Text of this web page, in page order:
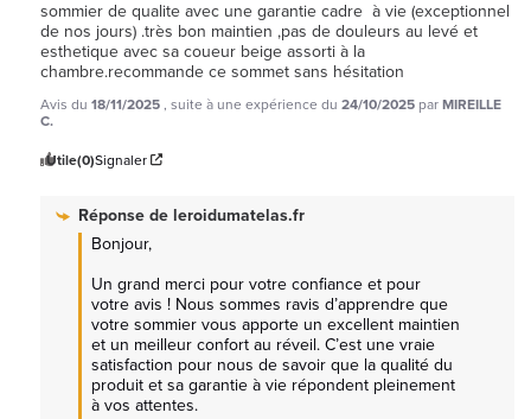
sommier de qualite avec une garantie cadre  à vie (exceptionnel
de nos jours) .très bon maintien ,pas de douleurs au levé et
esthetique avec sa coueur beige assorti à la
chambre.recommande ce sommet sans hésitation
Avis du 18/11/2025, suite à une expérience du 24/10/2025 parMIREILLE
C.
Utile(0)Signaler
Réponse deleroidumatelas.fr
Bonjour,
Un grand merci pour votre confiance et pour
votre avis ! Nous sommes ravis d’apprendre que
votre sommier vous apporte un excellent maintien
et un meilleur confort au réveil. C’est une vraie
satisfaction pour nous de savoir que la qualité du
produit et sa garantie à vie répondent pleinement
à vos attentes.